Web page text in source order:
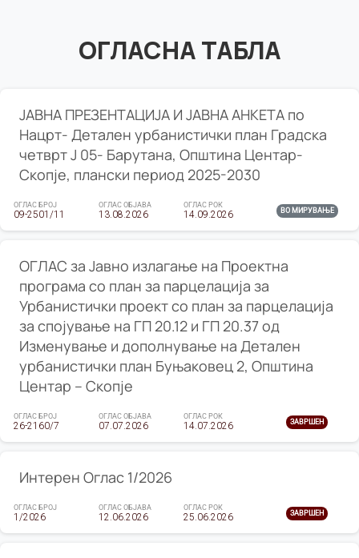
ОГЛАСНА ТАБЛА
ЈАВНА ПРЕЗЕНТАЦИЈА И ЈАВНА АНКЕТА по
Нацрт- Детален урбанистички план Градска
четврт Ј 05- Барутана, Општина Центар-
Скопје, плански период 2025-2030
ОГЛАС БРОЈ
09-2501/11
ОГЛАС ОБЈАВА
13.08.2026
ОГЛАС РОК
14.09.2026 ВО МИРУВАЊЕ
ОГЛАС за Јавно излагање на Проектна
програма со план за парцелација за
Урбанистички проект со план за парцелација
за спојување на ГП 20.12 и ГП 20.37 од
Изменување и дополнување на Детален
урбанистички план Буњаковец 2, Општина
Центар – Скопје
ОГЛАС БРОЈ
26-2160/7
ОГЛАС ОБЈАВА
07.07.2026
ОГЛАС РОК
14.07.2026 ЗАВРШЕН
Интерен Оглас 1/2026
ОГЛАС БРОЈ
1/2026
ОГЛАС ОБЈАВА
12.06.2026
ОГЛАС РОК
25.06.2026 ЗАВРШЕН